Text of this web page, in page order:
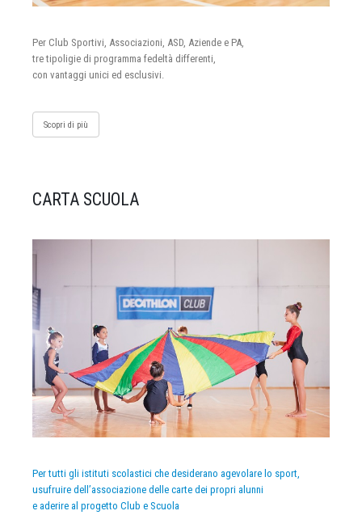
Per Club Sportivi, Associazioni, ASD, Aziende e PA,
tre tipoligie di programma fedeltà differenti,
con vantaggi unici ed esclusivi.
Scopri di più
CARTA SCUOLA
Per tutti gli istituti scolastici che desiderano agevolare lo sport,
usufruire dell’associazione delle carte dei propri alunni
e aderire al progetto Club e Scuola